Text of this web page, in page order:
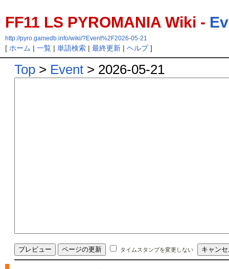
FF11 LS PYROMANIA Wiki -
http://pyro.gamedb.info/wiki/?Event%2F2026-05-21
[ ホーム | 一覧| 単語検索| 最終更新| ヘルプ]
Top > Event > 2026-05-21
タイムスタンプを変更しない